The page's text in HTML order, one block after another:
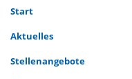
überspringen
Start
Aktuelles
Stellenangebote